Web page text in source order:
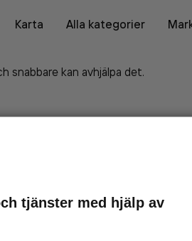
Karta
Alla kategorier
snabbare kan avhjälpa det.
tjänster med hjälp av